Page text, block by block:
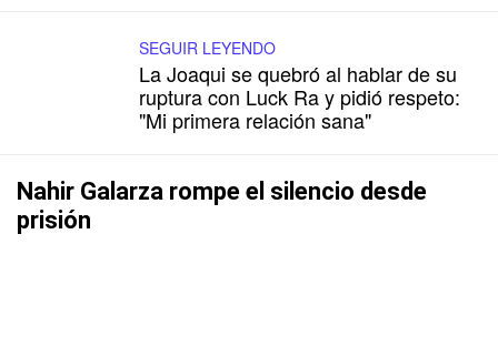
SEGUIR LEYENDO
La Joaqui se quebró al hablar de su
ruptura con Luck Ra y pidió respeto:
"Mi primera relación sana"
Nahir Galarza rompe el silencio desde
prisión